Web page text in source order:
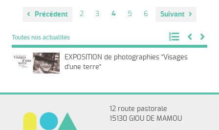
Précédent 2 3 4 5 6 Suivant
Toutes nos actualités
EXPOSITION de photographies "Visages
d'une terre"
12 route pastorale
15130 GIOU DE MAMOU